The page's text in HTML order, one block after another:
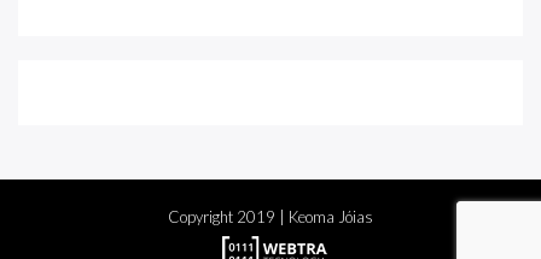
Copyright 2019 | Keoma Jóias